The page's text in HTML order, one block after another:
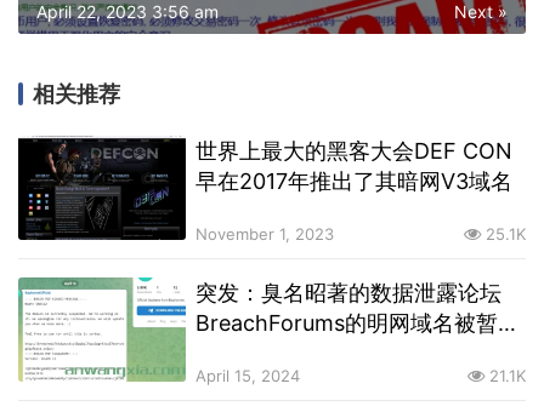
Next »
April 22, 2023 3:56 am
相关推荐
世界上最大的黑客大会DEF CON
早在2017年推出了其暗网V3域名
November 1, 2023 25.1K
突发：臭名昭著的数据泄露论坛
BreachForums的明网域名被暂停
April 15, 2024 21.1K